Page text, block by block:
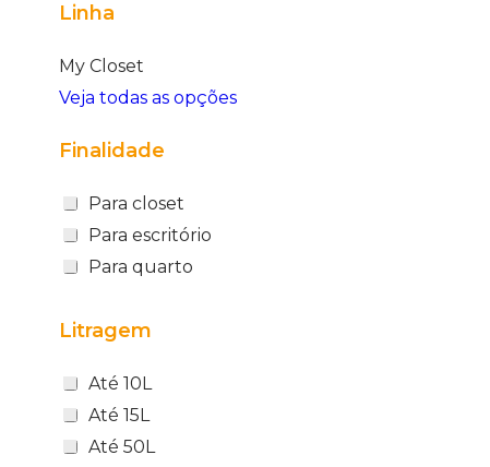
Linha
My Closet
Veja todas as opções
Finalidade
Para closet
Para escritório
Para quarto
Litragem
Até 10L
Até 15L
Até 50L